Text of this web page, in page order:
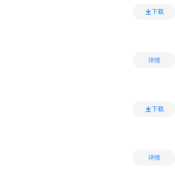
下载
详情
下载
详情